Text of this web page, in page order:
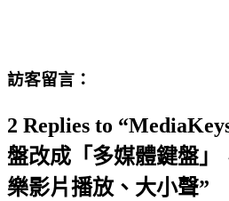
訪客留言：
2 Replies to
盤改成「多媒體鍵盤」
樂影片播放、大小聲”